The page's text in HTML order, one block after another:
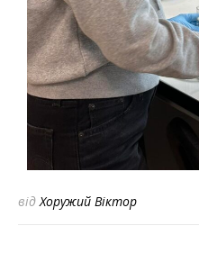
від Хоружий Віктор